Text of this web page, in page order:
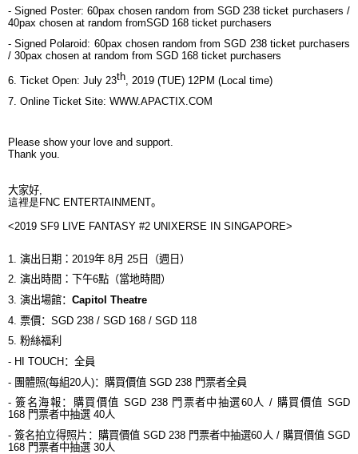
- Signed Poster: 60pax chosen random from SGD 238 ticket purchasers /
40pax chosen at random fromSGD 168 ticket purchasers
- Signed Polaroid: 60pax chosen random from SGD 238 ticket purchasers
/ 30pax chosen at random from SGD 168 ticket purchasers
6. Ticket Open: July 23th, 2019 (TUE) 12PM (Local time)
7. Online Ticket Site: WWW.APACTIX.COM
Please show your love and support.
Thank you.
大家好,
這裡是 FNC ENTERTAINMENT。
<2019 SF9 LIVE FANTASY #2 UNIXERSE IN SINGAPORE>
1. 演出日期 ： 2019年 8月 25 日 （週日 ）
2. 演出時間 ： 下午6點 （當地時間）
3. 演出場館： Capitol Theatre
4. 票價： SGD 238 / SGD 168 / SGD 118
5. 粉絲福利
- HI TOUCH ：全員
- 團體照(每組 20人)： 購買價值 SGD 238 門票者全員
- 簽名海報：購買價值 SGD 238 門票者中抽選60人 / 購買價值 SGD
168 門票者中抽選 40人
- 簽名拍立得照片：購買價值 SGD 238 門票者中抽選60 人 / 購買價值 SGD
168 門票者中抽選 30人